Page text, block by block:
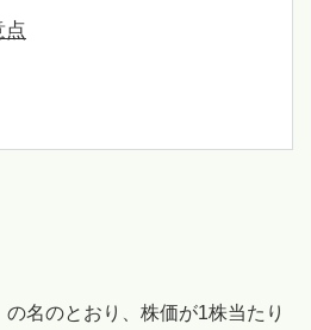
点
名のとおり、株価が1株当たり